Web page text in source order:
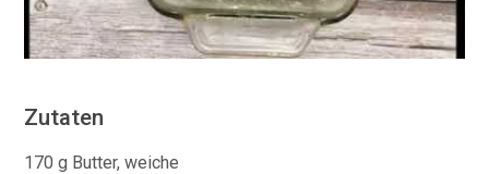
Zutaten
170 g Butter, weiche